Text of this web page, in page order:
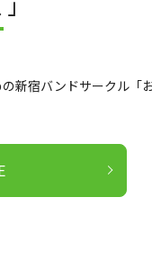
新宿バンドサークル「